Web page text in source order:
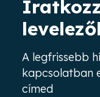
A legfrissebb
kapcsolatban
címed